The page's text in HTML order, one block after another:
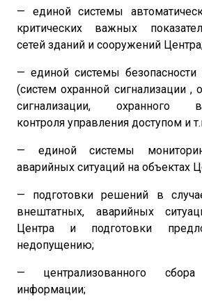
— единой системы
критических важных
сетей зданий и сооружений
— единой системы безопасности
(систем охранной сигнализации ,
сигнализации, охранного
контроля управления доступом и
— единой системы
аварийных ситуаций на объектах
— подготовки решений в
внештатных, аварийных
Центра и подготовки
недопущению;
— централизованного
информации;